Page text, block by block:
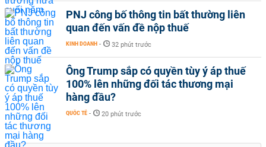
PNJ công bố thông tin bất thường liên
quan đến vấn đề nộp thuế
KINH DOANH - 32 phút trước
Ông Trump sắp có quyền tùy ý áp thuế
100% lên những đối tác thương mại
hàng đầu?
QUỐC TẾ - 20 phút trước